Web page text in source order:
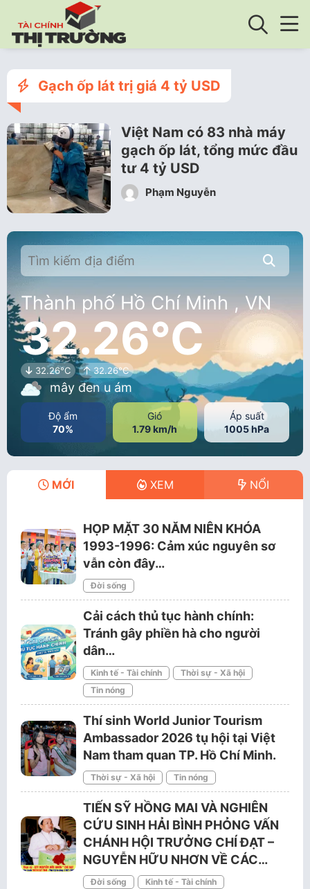
Gạch ốp lát trị giá 4 tỷ USD
Việt Nam có 83 nhà máy
gạch ốp lát, tổng mức đầu
tư 4 tỷ USD
Phạm Nguyễn
Thành phố Hồ Chí Minh , VN
32.26°C
32.26°C 32.26°C
mây đen u ám
Độ ẩm
70%
Gió
1.79 km/h
Áp suất
1005 hPa
MỚI XEM NỔI
HỌP MẶT 30 NĂM NIÊN KHÓA
1993-1996: Cảm xúc nguyên sơ
vẫn còn đây…
Đời sống
Cải cách thủ tục hành chính:
Tránh gây phiền hà cho người
dân…
Kinh tế - Tài chính
Thời sự - Xã hội
Tin nóng
Thí sinh World Junior Tourism
Ambassador 2026 tụ hội tại Việt
Nam tham quan TP. Hồ Chí Minh.
Thời sự - Xã hội Tin nóng
TIẾN SỸ HỒNG MAI VÀ NGHIÊN
CỨU SINH HẢI BÌNH PHỎNG VẤN
CHÁNH HỘI TRƯỞNG CHÍ ĐẠT –
NGUYỄN HỮU NHƠN VỀ CÁC…
Đời sống Kinh tế - Tài chính